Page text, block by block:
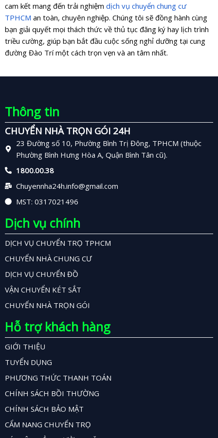
cam kết mang đến trải nghiệm dịch vụ chuyển chung cư
TPHCM an toàn, chuyên nghiệp. Chúng tôi sẽ đồng hành cùng
bạn giải quyết mọi thách thức về thủ tục đăng ký hay lịch trình
triều cường, giúp bạn bắt đầu cuộc sống nghỉ dưỡng tại cung
đường Đào Trí một cách trọn vẹn và an tâm nhất.
Thông tin
CHUYỂN NHÀ TRỌN GÓI 24H
23 Đường số 10, Phường Bình Trị Đông, TPHCM (thuộc
Phường Bình Hưng Hòa A, Quận Bình Tân cũ).
1800.00.38
Chuyennha24h.info@gmail.com
MST: 0317021496
Dịch vụ chính
DỊCH VỤ CHUYỂN TRỌ TPHCM
CHUYỂN NHÀ CHUNG CƯ
DỊCH VỤ CHUYỂN ĐỒ
VẬN CHUYỂN KÉT SẮT
CHUYỂN NHÀ TRỌN GÓI
Hỗ trợ khách hàng
GIỚI THIỆU
TUYỂN DỤNG
PHƯƠNG THỨC THANH TOÁN
CHÍNH SÁCH BỒI THƯỜNG
CHÍNH SÁCH BẢO MẬT
CẨM NANG CHUYỂN TRỌ